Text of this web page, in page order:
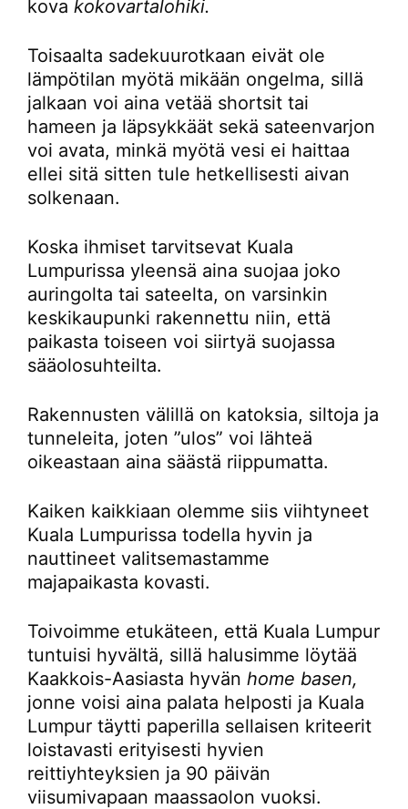
kova kokovartalohiki.
Toisaalta sadekuurotkaan eivät ole
lämpötilan myötä mikään ongelma, sillä
jalkaan voi aina vetää shortsit tai
hameen ja läpsykkäät sekä sateenvarjon
voi avata, minkä myötä vesi ei haittaa
ellei sitä sitten tule hetkellisesti aivan
solkenaan.
Koska ihmiset tarvitsevat Kuala
Lumpurissa yleensä aina suojaa joko
auringolta tai sateelta, on varsinkin
keskikaupunki rakennettu niin, että
paikasta toiseen voi siirtyä suojassa
sääolosuhteilta.
Rakennusten välillä on katoksia, siltoja ja
tunneleita, joten ”ulos” voi lähteä
oikeastaan aina säästä riippumatta.
Kaiken kaikkiaan olemme siis viihtyneet
Kuala Lumpurissa todella hyvin ja
nauttineet valitsemastamme
majapaikasta kovasti.
Toivoimme etukäteen, että Kuala Lumpur
tuntuisi hyvältä, sillä halusimme löytää
Kaakkois-Aasiasta hyvän home basen,
jonne voisi aina palata helposti ja Kuala
Lumpur täytti paperilla sellaisen kriteerit
loistavasti erityisesti hyvien
reittiyhteyksien ja 90 päivän
viisumivapaan maassaolon vuoksi.